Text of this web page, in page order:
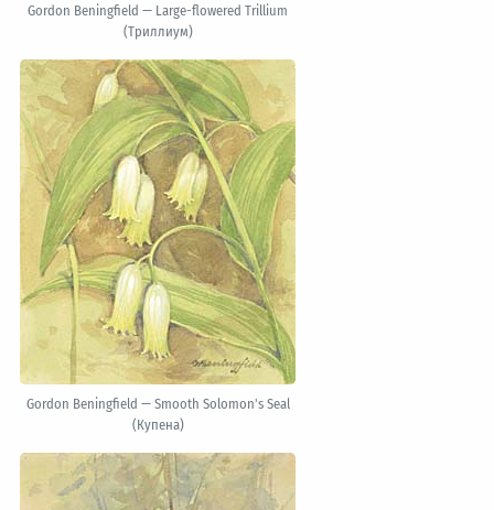
Gordon Beningfield — Large-flowered Trillium
(Триллиум)
Gordon Beningfield — Smooth Solomon's Seal
(Купена)